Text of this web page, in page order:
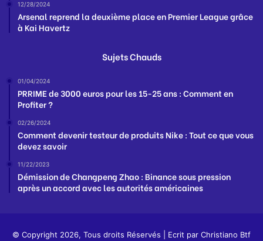
12/28/2024
Arsenal reprend la deuxième place en Premier League grâce
à Kai Havertz
Sujets Chauds
01/04/2024
PRRIME de 3000 euros pour les 15-25 ans : Comment en
Profiter ?
02/26/2024
Comment devenir testeur de produits Nike : Tout ce que vous
devez savoir
11/22/2023
Démission de Changpeng Zhao : Binance sous pression
après un accord avec les autorités américaines
© Copyright 2026, Tous droits Réservés | Ecrit par Christiano Btf